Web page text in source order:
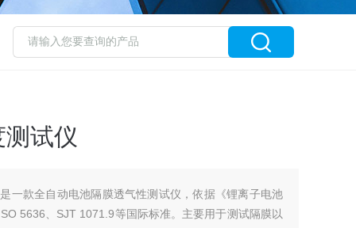
试仪
一款全自动电池隔膜透气性测试仪，依据《锂离子电池
5636、SJT 1071.9等国际标准。主要用于测试隔膜以